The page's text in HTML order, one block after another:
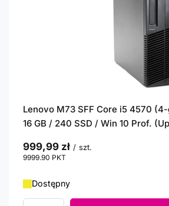
Lenovo M73 SFF Core i5 4570
16 GB / 240 SSD / Win 10 Prof.
999,99 zł / szt.
9999.90 PKT
Dostępny